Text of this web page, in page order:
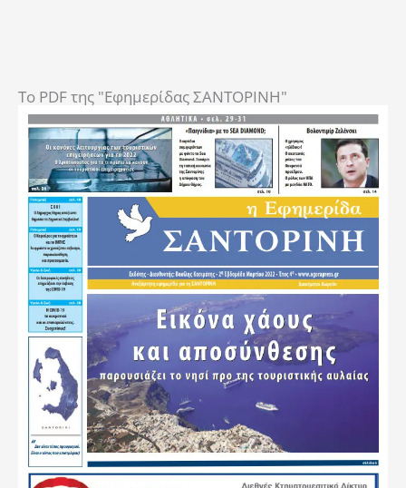
To PDF της "Εφημερίδας ΣΑΝΤΟΡΙΝΗ"